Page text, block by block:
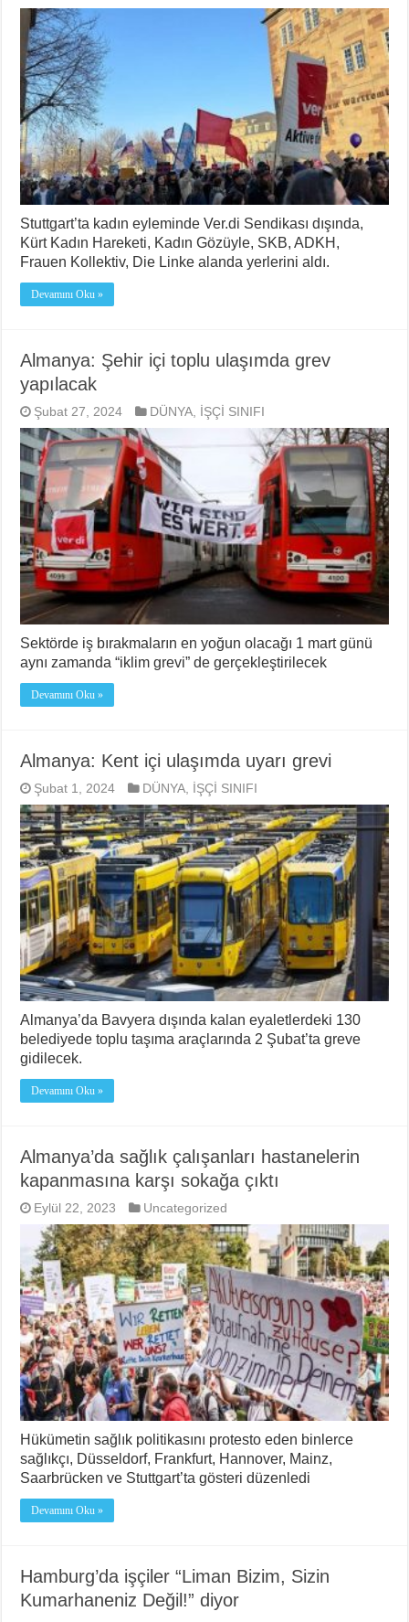
Stuttgart’ta kadın eyleminde Ver.di Sendikası dışında,
Kürt Kadın Hareketi, Kadın Gözüyle, SKB, ADKH,
Frauen Kollektiv, Die Linke alanda yerlerini aldı.
Devamını Oku »
Almanya: Şehir içi toplu ulaşımda grev
yapılacak
Şubat 27, 2024 DÜNYA, İŞÇİ SINIFI
Sektörde iş bırakmaların en yoğun olacağı 1 mart günü
aynı zamanda “iklim grevi” de gerçekleştirilecek
Devamını Oku »
Almanya: Kent içi ulaşımda uyarı grevi
Şubat 1, 2024 DÜNYA, İŞÇİ SINIFI
Almanya’da Bavyera dışında kalan eyaletlerdeki 130
belediyede toplu taşıma araçlarında 2 Şubat’ta greve
gidilecek.
Devamını Oku »
Almanya’da sağlık çalışanları hastanelerin
kapanmasına karşı sokağa çıktı
Eylül 22, 2023 Uncategorized
Hükümetin sağlık politikasını protesto eden binlerce
sağlıkçı, Düsseldorf, Frankfurt, Hannover, Mainz,
Saarbrücken ve Stuttgart’ta gösteri düzenledi
Devamını Oku »
Hamburg’da işçiler “Liman Bizim, Sizin
Kumarhaneniz Değil!” diyor